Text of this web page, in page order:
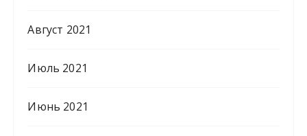
Август 2021
Июль 2021
Июнь 2021